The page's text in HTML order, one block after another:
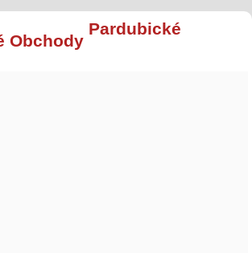
Pardubické